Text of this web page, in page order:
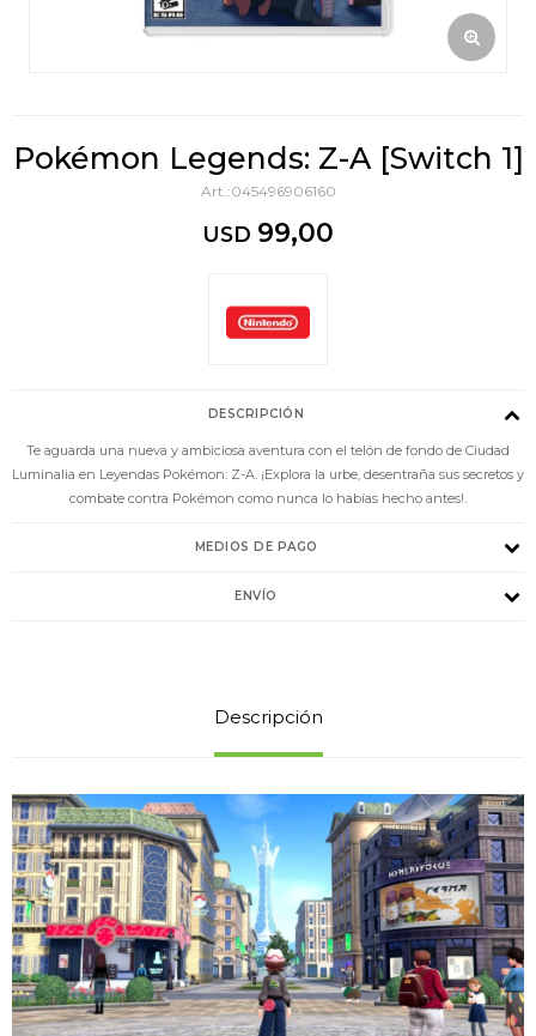
Pokémon Legends: Z-A [Switch 1]
045496906160
USD 99,00
DESCRIPCIÓN
Te aguarda una nueva y ambiciosa aventura con el telón de fondo de Ciudad
Luminalia en Leyendas Pokémon: Z-A. ¡Explora la urbe, desentraña sus secretos y
combate contra Pokémon como nunca lo habías hecho antes!.
MEDIOS DE PAGO
ENVÍO
Descripción